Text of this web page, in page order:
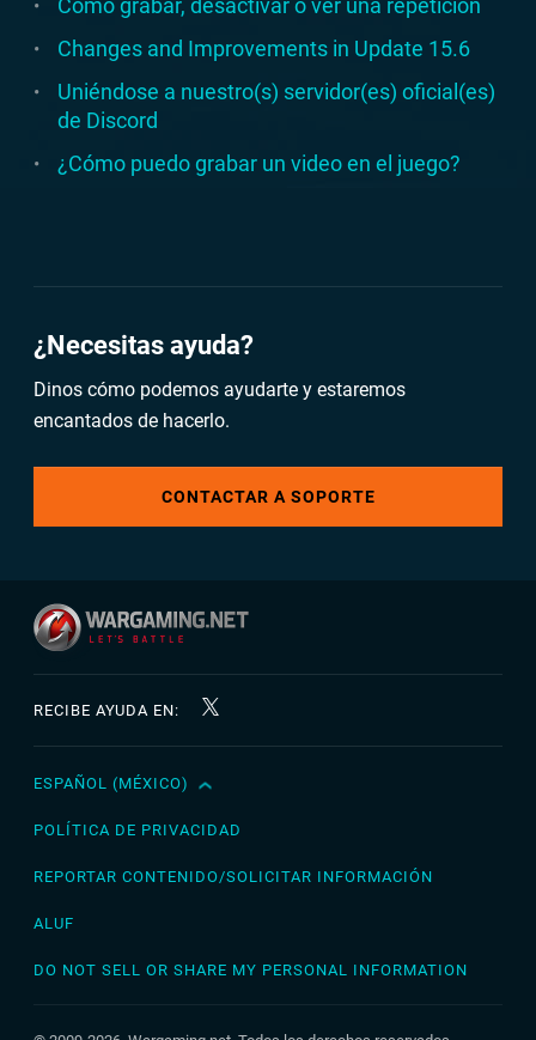
Cómo grabar, desactivar o ver una repetición
Changes and Improvements in Update 15.6
Uniéndose a nuestro(s) servidor(es) oficial(es)
de Discord
¿Cómo puedo grabar un video en el juego?
¿Necesitas ayuda?
Dinos cómo podemos ayudarte y estaremos
encantados de hacerlo.
CONTACTAR A SOPORTE
RECIBE AYUDA EN:
English
Čeština
Français
ESPAÑOL (MÉXICO)
POLÍTICA DE PRIVACIDAD
REPORTAR CONTENIDO/SOLICITAR INFORMACIÓN
ALUF
DO NOT SELL OR SHARE MY PERSONAL INFORMATION